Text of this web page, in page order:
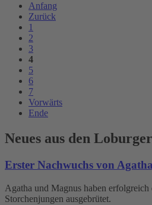
Anfang
Zurück
1
2
3
4
5
6
7
Vorwärts
Ende
Neues aus den
Erster Nachwuchs von
Agatha und Magnus haben erfolgreich
Storchenjungen ausgebrütet.